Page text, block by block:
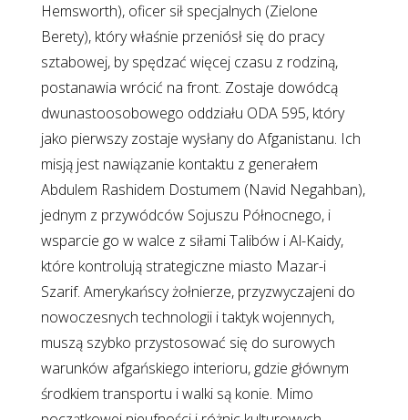
Hemsworth), oficer sił specjalnych (Zielone
Berety), który właśnie przeniósł się do pracy
sztabowej, by spędzać więcej czasu z rodziną,
postanawia wrócić na front. Zostaje dowódcą
dwunastoosobowego oddziału ODA 595, który
jako pierwszy zostaje wysłany do Afganistanu. Ich
misją jest nawiązanie kontaktu z generałem
Abdulem Rashidem Dostumem (Navid Negahban),
jednym z przywódców Sojuszu Północnego, i
wsparcie go w walce z siłami Talibów i Al-Kaidy,
które kontrolują strategiczne miasto Mazar-i
Szarif. Amerykańscy żołnierze, przyzwyczajeni do
nowoczesnych technologii i taktyk wojennych,
muszą szybko przystosować się do surowych
warunków afgańskiego interioru, gdzie głównym
środkiem transportu i walki są konie. Mimo